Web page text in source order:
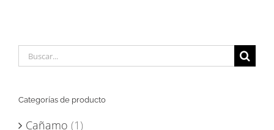
Buscar:
Categorías de producto
Cañamo (1)